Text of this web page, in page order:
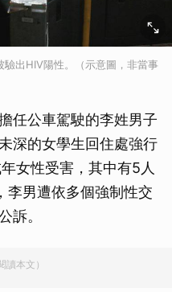
出HIV陽性。（示意圖，非當事
任公車駕駛的李姓男子
深的女學生回住處強行
女性受害，其中有5人
李男遭依多個強制性交
訴。
讀本文）